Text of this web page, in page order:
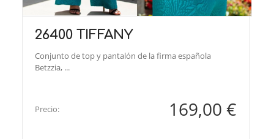
26400 TIFFANY
Conjunto de top y pantalón de la firma española
Betzzia, ...
Precio: 169,00 €